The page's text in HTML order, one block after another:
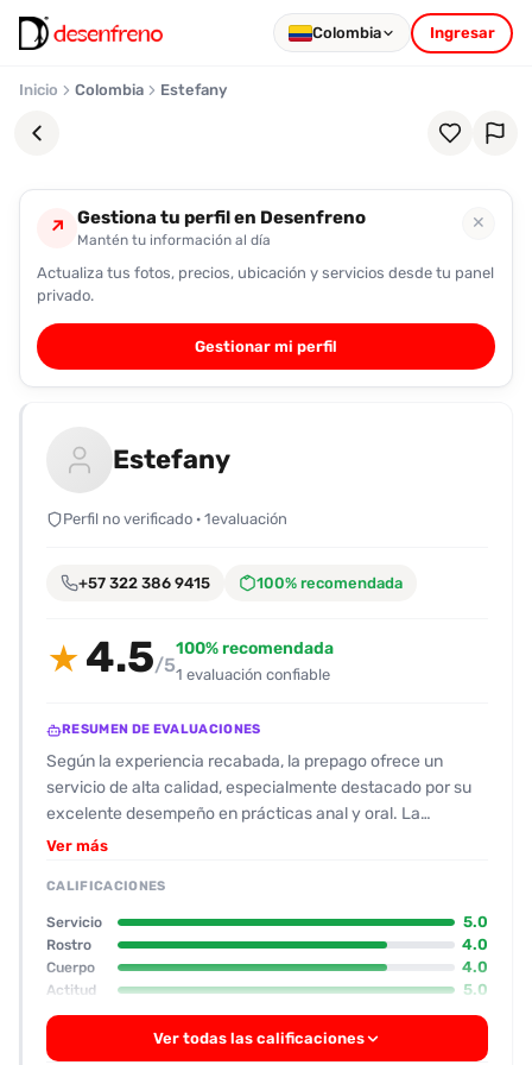
Colombia Ingresar
Inicio Colombia Estefany
Favoritos
Pronto
podrás
registrarte
guardar
favoritas
para
fácilmente.
Entendido
↗ Gestiona tu perfil en Desenfreno
Mantén tu información al día
✕
Actualiza tus fotos, precios, ubicación y servicios desde tu panel
privado.
Gestionar mi perfil
Estefany
Perfil no verificado · 1evaluación
+57 322 386 9415 100% recomendada
★ 4.5/5
100% recomendada
1 evaluación confiable
RESUMEN DE EVALUACIONES
Según la experiencia recabada, la prepago ofrece un
servicio de alta calidad, especialmente destacado por su
excelente desempeño en prácticas anal y oral. La
apariencia física se alinea con las fotos: rostro atractivo,
una calificación de 8 tanto en físico como en rostro.
Inicialmente mostró una actitud algo seca, pero tras el
primer encuentro la interacción se volvió fluida y cercana,
sin mostrar recelo ante el contacto físico ni los besos, lo
que resultó en una experiencia muy satisfactoria para el
cliente. Su capacidad de moverse con soltura en varias
posiciones, y la facilidad de incorporar condón en el anal,
Ver más
CALIFICACIONES
Servicio 5.0
Rostro 4.0
Cuerpo 4.0
Actitud 5.0
Ver todas las calificaciones